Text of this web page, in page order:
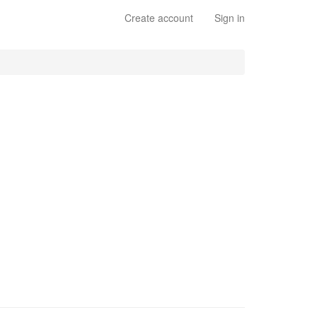
Create account Sign in